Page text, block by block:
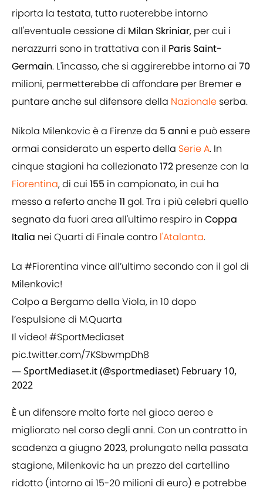
riporta la testata, tutto ruoterebbe intorno
all'eventuale cessione di Milan Skriniar, per cui i
nerazzurri sono in trattativa con il Paris Saint-
Germain. L'incasso, che si aggirerebbe intorno ai 70
milioni, permetterebbe di affondare per Bremer e
puntare anche sul difensore della Nazionale serba.
Nikola Milenkovic è a Firenze da 5 anni e può essere
ormai considerato un esperto della Serie A. In
cinque stagioni ha collezionato172 presenze con la
Fiorentina, di cui 155 in campionato, in cui ha
messo a referto anche11 gol. Tra i più celebri quello
segnato da fuori area all'ultimo respiro in Coppa
Italia nei Quarti di Finale contro l'Atalanta.
La #Fiorentina vince all’ultimo secondo con il gol di
Milenkovic!
Colpo a Bergamo della Viola, in 10 dopo
l’espulsione di M.Quarta
Il video! #SportMediaset
pic.twitter.com/7KSbwmpDh8
— SportMediaset.it (@sportmediaset) February 10,
2022
È un difensore molto forte nel gioco aereo e
migliorato nel corso degli anni. Con un contratto in
scadenza a giugno2023, prolungato nella passata
stagione, Milenkovic ha un prezzo del cartellino
ridotto (intorno ai 15-20 milioni di euro) e potrebbe